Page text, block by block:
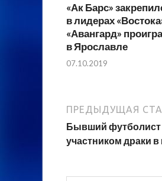
«Ак Барс»
в лидерах
«Авангард»
в Ярославле
07.10.2019
ПРЕДЫДУЩАЯ
Бывший футболист
участником драки